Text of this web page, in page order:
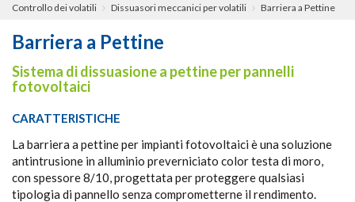
Controllo dei volatili Dissuasori meccanici per volatili Barriera a Pettine
Barriera a Pettine
Sistema di dissuasione a pettine per pannelli
fotovoltaici
CARATTERISTICHE
La barriera a pettine per impianti fotovoltaici è una soluzione
antintrusione in alluminio preverniciato color testa di moro,
con spessore 8/10, progettata per proteggere qualsiasi
tipologia di pannello senza comprometterne il rendimento.